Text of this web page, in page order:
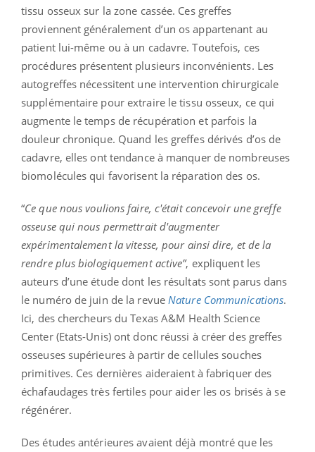
tissu osseux sur la zone cassée. Ces greffes
proviennent généralement d’un os appartenant au
patient lui-même ou à un cadavre. Toutefois, ces
procédures présentent plusieurs inconvénients. Les
autogreffes nécessitent une intervention chirurgicale
supplémentaire pour extraire le tissu osseux, ce qui
augmente le temps de récupération et parfois la
douleur chronique. Quand les greffes dérivés d’os de
cadavre, elles ont tendance à manquer de nombreuses
biomolécules qui favorisent la réparation des os.
“Ce que nous voulions faire, c'était concevoir une greffe
osseuse qui nous permettrait d'augmenter
expérimentalement la vitesse, pour ainsi dire, et de la
rendre plus biologiquement active”, expliquent les
auteurs d’une étude dont les résultats sont parus dans
le numéro de juin de la revue Nature Communications.
Ici, des chercheurs du Texas A&M Health Science
Center (Etats-Unis) ont donc réussi à créer des greffes
osseuses supérieures à partir de cellules souches
primitives. Ces dernières aideraient à fabriquer des
échafaudages très fertiles pour aider les os brisés à se
régénérer.
Des études antérieures avaient déjà montré que les